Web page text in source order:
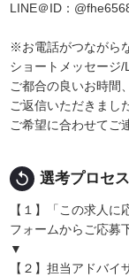
LINE＠ID：
※お電話がつながら
ショートメッセージ/
ご都合の良いお時間
ご返信いただきまし
ご希望に合わせてご
replay 選考プロセス
【１】「この求人
フォームからご応募
▼
【２】担当アドバ